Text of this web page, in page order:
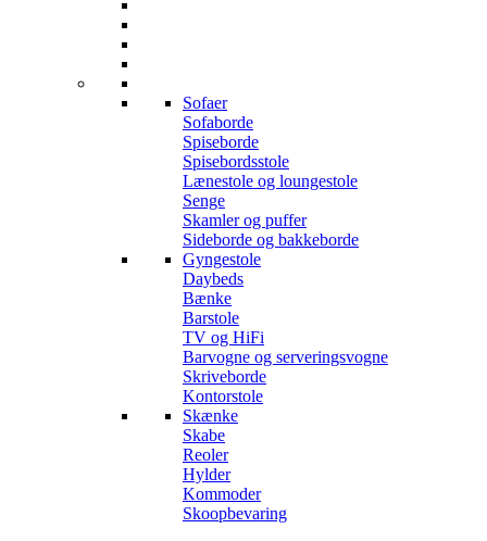
Sofaer
Sofaborde
Spiseborde
Spisebordsstole
Lænestole og loungestole
Senge
Skamler og puffer
Sideborde og bakkeborde
Gyngestole
Daybeds
Bænke
Barstole
TV og HiFi
Barvogne og serveringsvogne
Skriveborde
Kontorstole
Skænke
Skabe
Reoler
Hylder
Kommoder
Skoopbevaring